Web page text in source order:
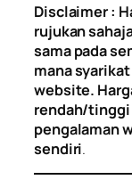
Disclaimer :
rujukan
sama pada
mana
website.
rendah/tinggi
pengalaman
sendiri.